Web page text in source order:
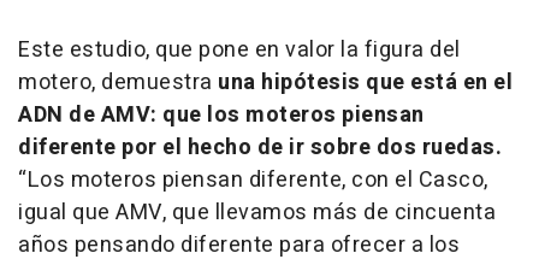
Este estudio, que pone en valor la figura del
motero, demuestra una hipótesis que está en el
ADN de AMV: que los moteros piensan
diferente por el hecho de ir sobre dos ruedas.
“Los moteros piensan diferente, con el Casco,
igual que AMV, que llevamos más de cincuenta
años pensando diferente para ofrecer a los